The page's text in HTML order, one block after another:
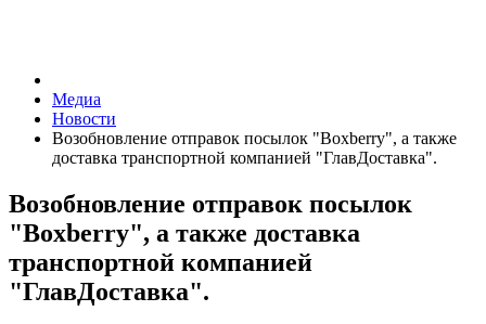
Медиа
Новости
Возобновление отправок посылок "Boxberry", а также
доставка транспортной компанией "ГлавДоставка".
Возобновление отправок посылок
"Boxberry", а также доставка
транспортной компанией
"ГлавДоставка".